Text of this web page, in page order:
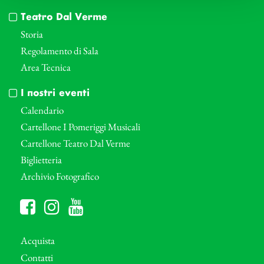
Teatro Dal Verme
Storia
Regolamento di Sala
Area Tecnica
I nostri eventi
Calendario
Cartellone I Pomeriggi Musicali
Cartellone Teatro Dal Verme
Biglietteria
Archivio Fotografico
Acquista
Contatti